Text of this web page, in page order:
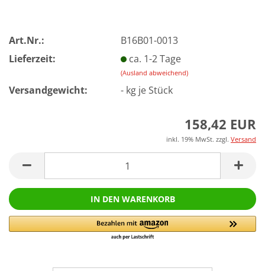
Art.Nr.:
B16B01-0013
Lieferzeit:
ca. 1-2 Tage
(Ausland abweichend)
Versandgewicht: - kg je Stück
158,42 EUR
inkl. 19% MwSt. zzgl. Versand